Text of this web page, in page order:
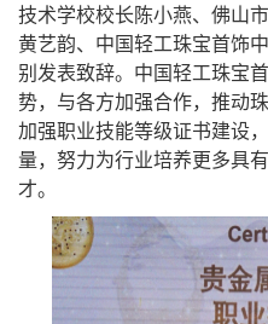
技术学校校长陈小燕、佛山
黄艺韵、中国轻工珠宝首饰
别发表致辞。中国轻工珠宝
势，与各方加强合作，推动
加强职业技能等级证书建设
量，努力为行业培养更多具
才。